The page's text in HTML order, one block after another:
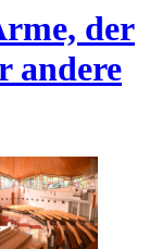
der
andere